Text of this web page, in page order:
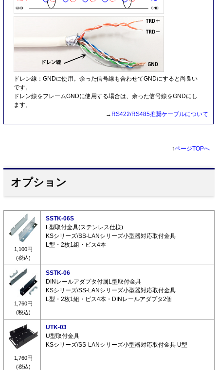
ドレン線：GNDに使用。余った信号線も合わせてGNDにすると尚良い
です。
ドレン線をフレームGNDに使用する場合は、余った信号線をGNDにし
ます。
→ RS422/RS485推奨ケーブルについて
↑ページTOPへ
オプション
1,100円
(税込)
SSTK-06S
L型取付金具(ステンレス仕様)
KSシリーズ/SS-LANシリーズ小型器対応取付金具
L型・2枚1組・ビス4本
1,760円
(税込)
SSTK-06
DINレールアダプタ付属L型取付金具
KSシリーズ/SS-LANシリーズ小型器対応取付金具
L型・2枚1組・ビス4本・DINレールアダプタ2個
1,760円
(税込)
UTK-03
U型取付金具
KSシリーズ/SS-LANシリーズ小型器対応取付金具 U型